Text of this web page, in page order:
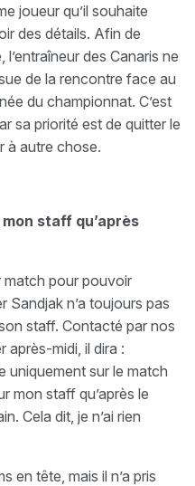
joueur qu’il souhaite
des détails. Afin de
des Canaris ne
de la rencontre face au
du championnat. C’est
sa priorité est de quitter le
à autre chose.
staff qu’après
match pour pouvoir
Sandjak n’a toujours pas
staff. Contacté par nos
après-midi, il dira :
uniquement sur le match
mon staff qu’après le
Cela dit, je n’ai rien
en tête, mais il n’a pris